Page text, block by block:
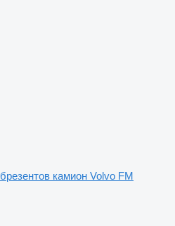
брезентов камион Volvo FM